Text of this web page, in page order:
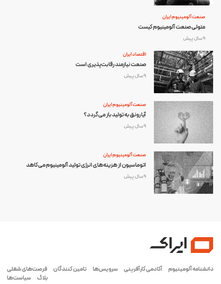
صنعت آلومینیوم ایران
متولی صنعت آلومینیوم کیست
9 سال پیش
اقتصاد ایران
صنعت نیازمند رقابت‌پذیری است
9 سال پیش
صنعت آلومینیوم ایران
آیا رونق به تولید باز می‌گردد؟
9 سال پیش
صنعت آلومینیوم ایران
اتوماسیون از هزینه‌های انرژی تولید آلومینیوم می‌کاهد
9 سال پیش
دانشنامه آلومینیوم آکادمی کارآفرینی سرویس‌ها تامین کنندگان
فرصت‌های شغلی
بلاگ
سیاست‌ها